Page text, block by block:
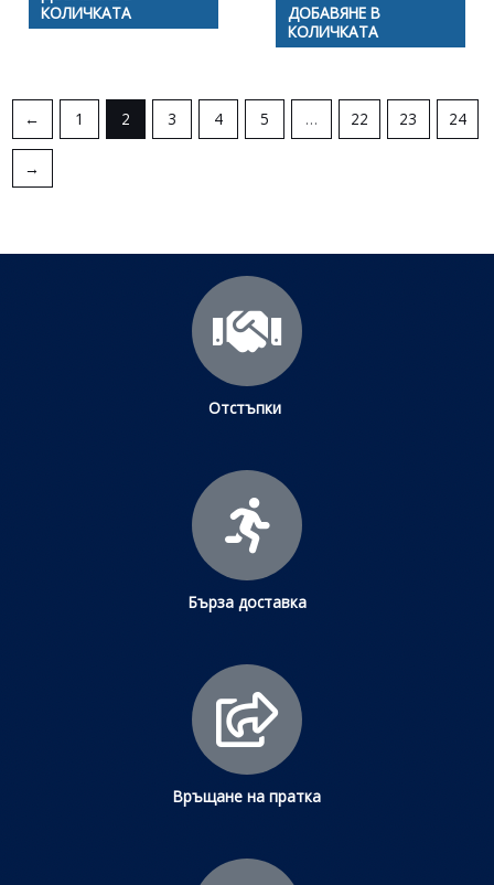
КОЛИЧКАТА
ДОБАВЯНЕ В
КОЛИЧКАТА
← 1 2 3 4 5 … 22 23 24
→
Отстъпки
Бърза доставка
Връщане на пратка